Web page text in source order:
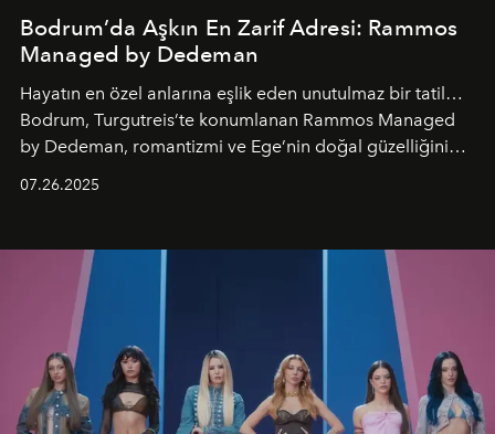
Bodrum’da Aşkın En Zarif Adresi: Rammos
Managed by Dedeman
Hayatın en özel anlarına eşlik eden unutulmaz bir tatil…
Bodrum, Turgutreis’te konumlanan Rammos Managed
by Dedeman, romantizmi ve Ege’nin doğal güzelliğini
07.26.2025